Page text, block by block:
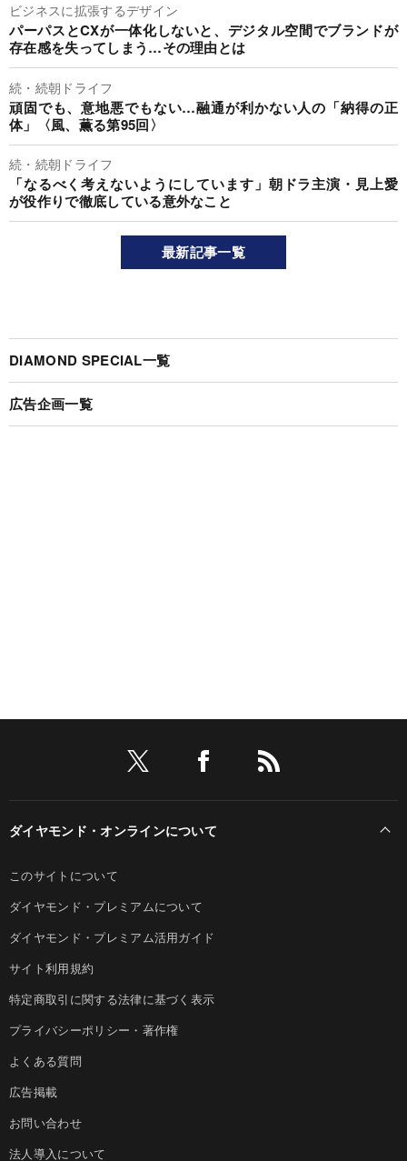
ビジネスに拡張するデザイン
パーパスとCXが一体化しないと、デジタル空間でブランドが
存在感を失ってしまう…その理由とは
続・続朝ドライフ
頑固でも、意地悪でもない…融通が利かない人の「納得の正
体」〈風、薫る第95回〉
続・続朝ドライフ
「なるべく考えないようにしています」朝ドラ主演・見上愛
が役作りで徹底している意外なこと
最新記事一覧
DIAMOND SPECIAL一覧
広告企画一覧
ダイヤモンド・オンラインについて
このサイトについて
ダイヤモンド・プレミアムについて
ダイヤモンド・プレミアム活用ガイド
サイト利用規約
特定商取引に関する法律に基づく表示
プライバシーポリシー・著作権
よくある質問
広告掲載
お問い合わせ
法人導入について